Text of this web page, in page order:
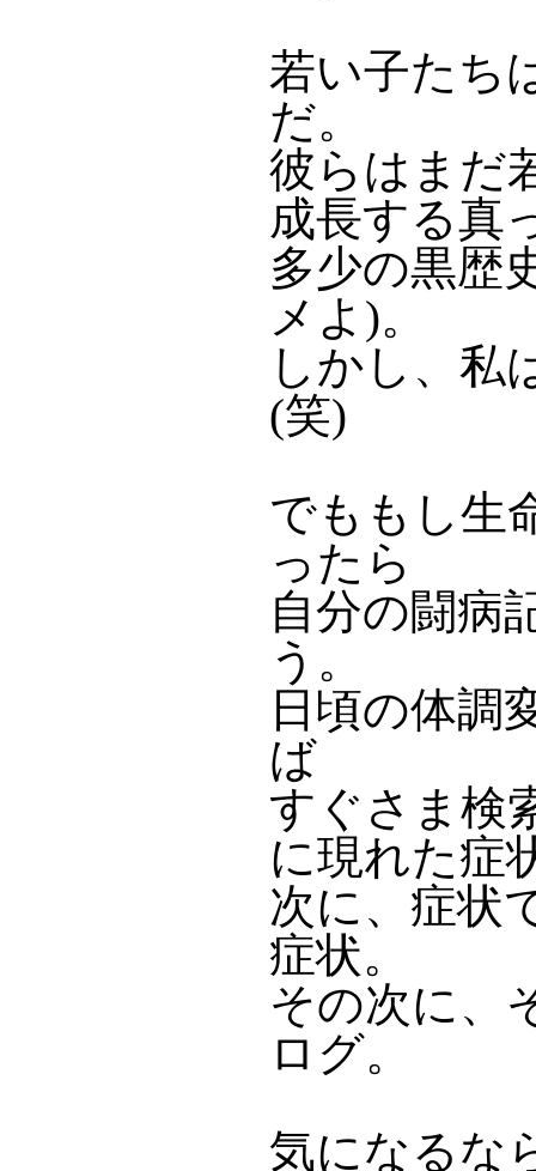
若い子たち
だ。
彼らはまだ
成長する真
多少の黒歴
メよ)。
しかし、私
(笑)
でももし生
ったら
自分の闘病
う。
日頃の体調
ば
すぐさま検
に現れた症
次に、症状
症状。
その次に、
ログ。
気になるな